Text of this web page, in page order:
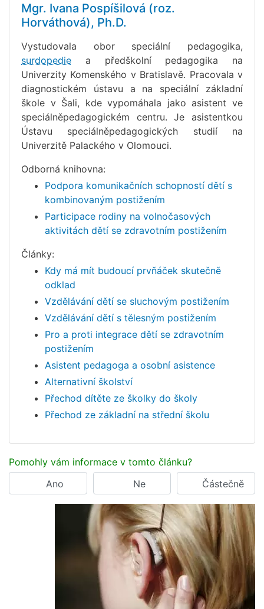
Mgr. Ivana Pospíšilová (roz.
Horváthová), Ph.D.
Vystudovala obor speciální pedagogika,
surdopedie a předškolní pedagogika na
Univerzity Komenského v Bratislavě. Pracovala v
diagnostickém ústavu a na speciální základní
škole v Šali, kde vypomáhala jako asistent ve
speciálněpedagogickém centru. Je asistentkou
Ústavu speciálněpedagogických studií na
Univerzitě Palackého v Olomouci.
Odborná knihovna:
Podpora komunikačních schopností dětí s
kombinovaným postižením
Participace rodiny na volnočasových
aktivitách dětí se zdravotním postižením
Články:
Kdy má mít budoucí prvňáček skutečně
odklad
Vzdělávání dětí se sluchovým postižením
Vzdělávání dětí s tělesným postižením
Pro a proti integrace dětí se zdravotním
postižením
Asistent pedagoga a osobní asistence
Alternativní školství
Přechod dítěte ze školky do školy
Přechod ze základní na střední školu
Pomohly vám informace v tomto článku?
Ano
Ne Částečně